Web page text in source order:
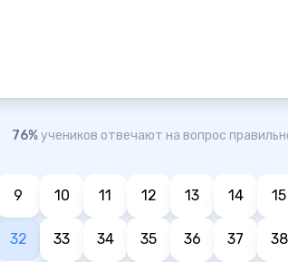
76%учеников отвечают на вопрос
9 10 11 12 13 14 15
32 33 34 35 36 37 38